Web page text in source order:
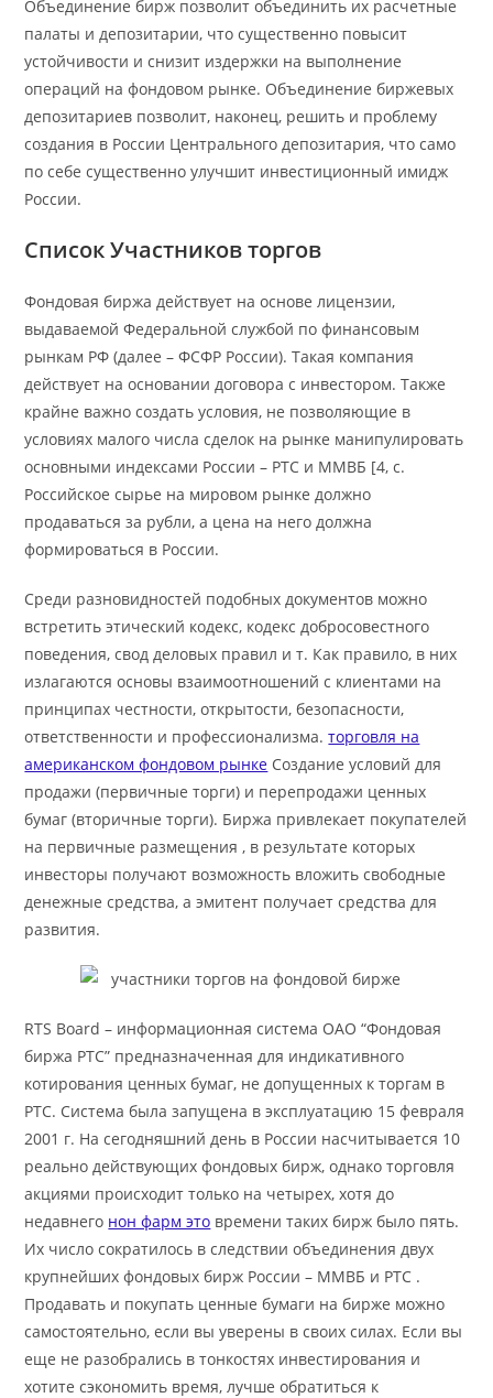
Объединение бирж позволит объединить их расчетные
палаты и депозитарии, что существенно повысит
устойчивости и снизит издержки на выполнение
операций на фондовом рынке. Объединение биржевых
депозитариев позволит, наконец, решить и проблему
создания в России Центрального депозитария, что само
по себе существенно улучшит инвестиционный имидж
России.
Список Участников торгов
Фондовая биржа действует на основе лицензии,
выдаваемой Федеральной службой по финансовым
рынкам РФ (далее – ФСФР России). Такая компания
действует на основании договора с инвестором. Также
крайне важно создать условия, не позволяющие в
условиях малого числа сделок на рынке манипулировать
основными индексами России – РТС и ММВБ [4, с.
Российское сырье на мировом рынке должно
продаваться за рубли, а цена на него должна
формироваться в России.
Среди разновидностей подобных документов можно
встретить этический кодекс, кодекс добросовестного
поведения, свод деловых правил и т. Как правило, в них
излагаются основы взаимоотношений с клиентами на
принципах честности, открытости, безопасности,
ответственности и профессионализма.торговля на
американском фондовом рынке Создание условий для
продажи (первичные торги) и перепродажи ценных
бумаг (вторичные торги). Биржа привлекает покупателей
на первичные размещения , в результате которых
инвесторы получают возможность вложить свободные
денежные средства, а эмитент получает средства для
развития.
RTS Board – информационная система ОАО “Фондовая
биржа РТС” предназначенная для индикативного
котирования ценных бумаг, не допущенных к торгам в
РТС. Система была запущена в эксплуатацию 15 февраля
2001 г. На сегодняшний день в России насчитывается 10
реально действующих фондовых бирж, однако торговля
акциями происходит только на четырех, хотя до
недавнего нон фарм это времени таких бирж было пять.
Их число сократилось в следствии объединения двух
крупнейших фондовых бирж России – ММВБ и РТС .
Продавать и покупать ценные бумаги на бирже можно
самостоятельно, если вы уверены в своих силах. Если вы
еще не разобрались в тонкостях инвестирования и
хотите сэкономить время, лучше обратиться к